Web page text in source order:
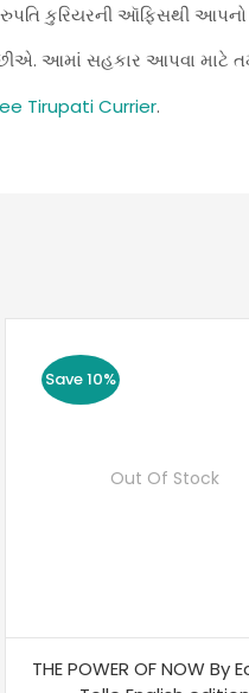
કુરિયરની ઑફિસથી
આમાં સહકાર આપવા માટે
Tirupati Currier.
Save 10%
Out Of Stock
THE POWER OF NOW By